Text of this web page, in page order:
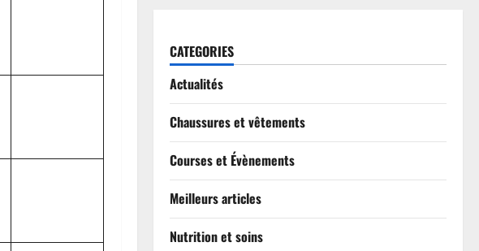
CATEGORIES
Actualités
Chaussures et vêtements
Courses et Évènements
Meilleurs articles
Nutrition et soins